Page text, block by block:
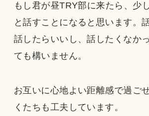
もし君が昼TRY部に来たら、少
と話すことになると思います。
話したらいいし、話したくなか
ても構いません。
お互いに心地よい距離感で過ご
くたちも工夫しています。